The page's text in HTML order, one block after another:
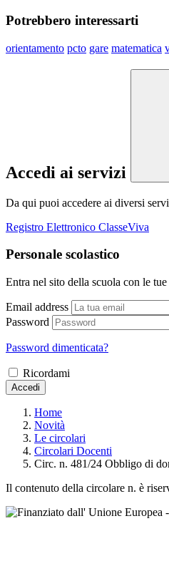
Potrebbero interessarti
orientamento pcto gare matematica
Accedi ai servizi
Da qui puoi accedere ai diversi
Registro Elettronico ClasseViva
Personale scolastico
Entra nel sito della scuola con le
Email address
Password
Password dimenticata?
Ricordami
Accedi
Home
Novità
Le circolari
Circolari Docenti
Circ. n. 481/24 Obbligo di
Il contenuto della circolare n. è